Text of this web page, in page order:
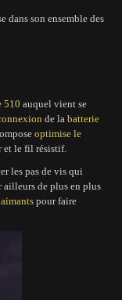
dans son ensemble des
510 auquel vient se
de la batterie
optimise le
et le fil résistif.
les pas de vis qui
ailleurs de plus en plus
pour faire